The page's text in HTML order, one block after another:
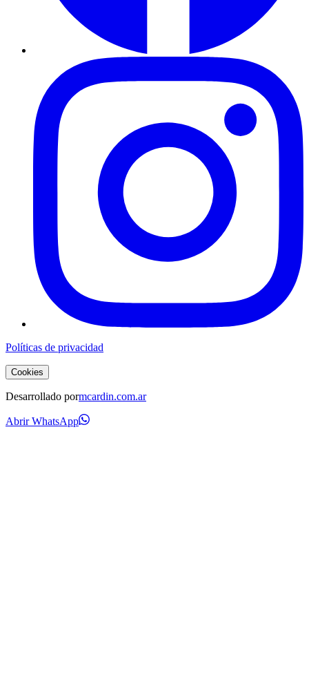
Políticas de privacidad
Cookies
Desarrollado pormcardin.com.ar
Abrir WhatsApp